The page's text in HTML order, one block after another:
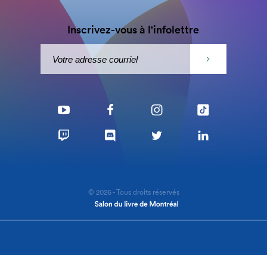
Inscrivez-vous à l'infolettre
© 2026 - Tous droits réservés